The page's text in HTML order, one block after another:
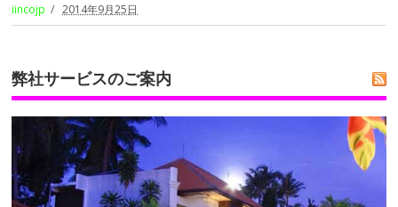
iincojp 2014年9月25日
弊社サービスのご案内